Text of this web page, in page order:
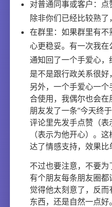
对普通同事或客户：
除非你们已经比较熟了
在群里：如果群里有
心更稳妥。有一次我
通知回了一个手爱心
是不是跟行政关系很好
另外，一个手爱心一个
合使用，我偶尔也会
朋友发了一条“今天终
评论里先发手点赞（
（表示为他开心）。
达了情感支持，效果比
不过也要注意，不要
有个朋友每条朋友圈
觉得他太刻意了，反
东西，还是自然一点好。